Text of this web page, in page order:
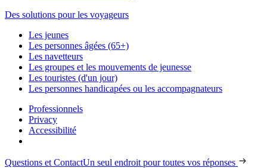
Des solutions pour les voyageurs
Les jeunes
Les personnes âgées (65+)
Les navetteurs
Les groupes et les mouvements de jeunesse
Les touristes (d'un jour)
Les personnes handicapées ou les accompagnateurs
Professionnels
Privacy
Accessibilité
Questions et ContactUn seul endroit pour toutes vos réponses